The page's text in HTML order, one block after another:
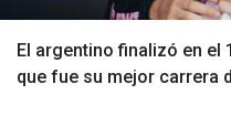
El argentino finalizó en el
que fue su mejor carrera